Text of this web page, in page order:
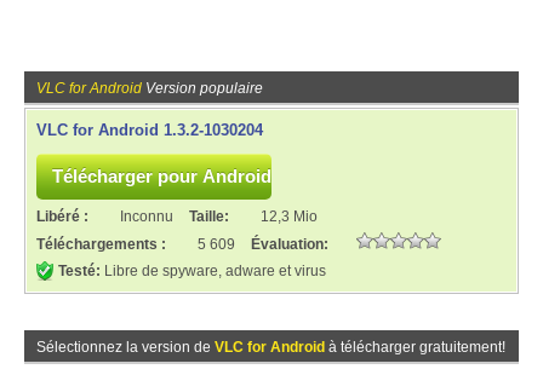
VLC for Android Version populaire
VLC for Android 1.3.2-1030204
Libéré : Inconnu Taille:
12,3 Mio
Téléchargements :
5 609
Évaluation:
Testé: Libre de spyware, adware et virus
Sélectionnez la version de VLC for Android à télécharger gratuitement!